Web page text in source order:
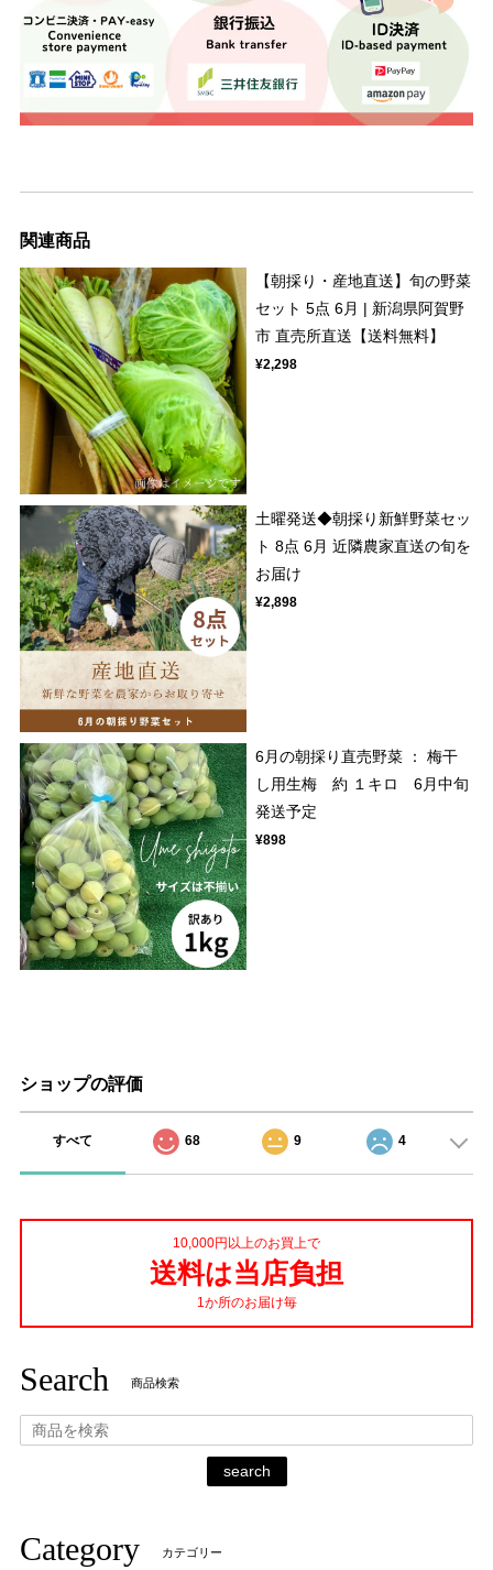
関連商品
【朝採り・産地直送】旬の野菜
セット 5点 6月 | 新潟県阿賀野
市 直売所直送【送料無料】
¥2,298
土曜発送◆朝採り新鮮野菜セッ
ト 8点 6月 近隣農家直送の旬を
お届け
¥2,898
6月の朝採り直売野菜 ： 梅干
し用生梅 約 １キロ 6月中旬
発送予定
¥898
ショップの評価
すべて 68 9 4
10,000円以上のお買上で
送料は当店負担
1か所のお届け毎
Search 商品検索
search
Category カテゴリー